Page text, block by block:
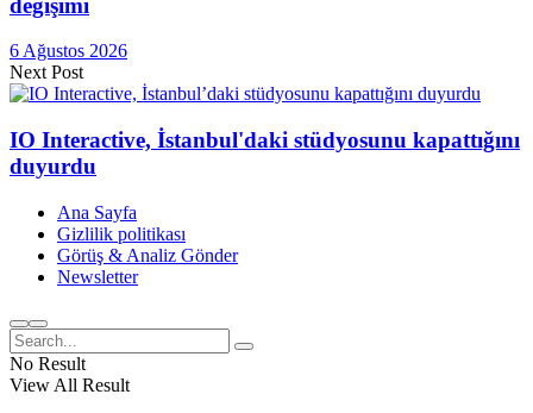
6 Ağustos 2026
Next Post
IO Interactive, İstanbul'daki stüdyosunu kapattığını
duyurdu
Ana Sayfa
Gizlilik politikası
Görüş & Analiz Gönder
Newsletter
No Result
View All Result